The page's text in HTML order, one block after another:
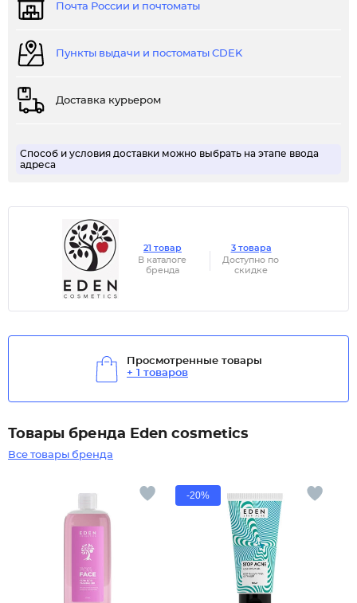
Почта России и почтоматы
Пункты выдачи и постоматы CDEK
Доставка курьером
Способ и условия доставки можно выбрать на этапе ввода
адреса
21 товар
В каталоге
бренда
3 товара
Доступно по
скидке
Просмотренные товары
+ 1 товаров
Товары бренда Eden cosmetics
Все товары бренда
-20%